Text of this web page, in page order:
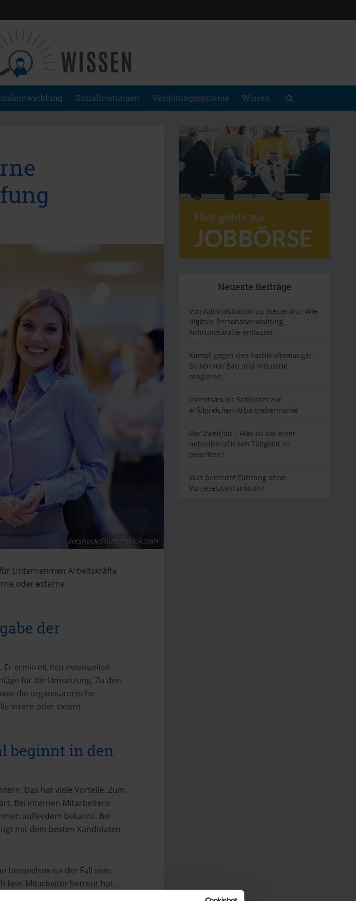
Sozialleistungen Vergütungssysteme Wissen
dotshock/Shutterstock.com
Unternehmen Arbeitskräfte
oder externe
der
Er ermittelt den eventuellen
für die Umsetzung. Zu den
die organisatorische
intern oder extern
beginnt in den
Das hat viele Vorteile. Zum
Bei internen Mitarbeitern
außerdem bekannt. Bei
mit dem besten Kandidaten
beispielsweise der Fall sein,
kein Mitarbeiter betreut hat.
oder Controlling – dann
Neueste Beiträge
Von Administration zu Steuerung: Wie
digitale Personalverwaltung
Führungskräfte entlastet
Kampf gegen den Fachkräftemangel:
So können Bau und Industrie
reagieren
Incentives als Schlüssel zur
erfolgreichen Arbeitgebermarke
Der Zweitjob – Was ist bei einer
nebenberuflichen Tätigkeit zu
beachten?
Was bedeutet Führung ohne
Vorgesetztenfunktion?